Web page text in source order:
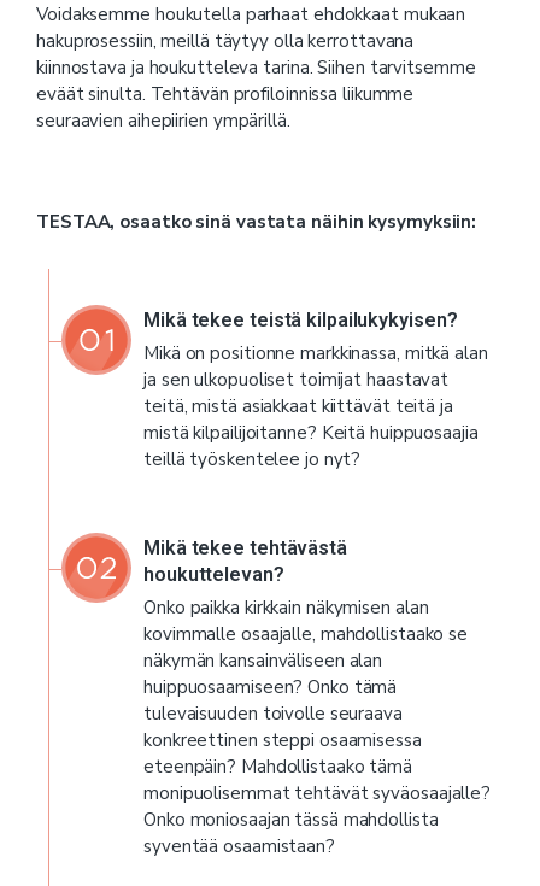
Voidaksemme houkutella parhaat ehdokkaat mukaan
hakuprosessiin, meillä täytyy olla kerrottavana
kiinnostava ja houkutteleva tarina. Siihen tarvitsemme
eväät sinulta. Tehtävän profiloinnissa liikumme
seuraavien aihepiirien ympärillä.
TESTAA, osaatko sinä vastata näihin kysymyksiin:
Mikä tekee teistä kilpailukykyisen?
Mikä on positionne markkinassa, mitkä alan
ja sen ulkopuoliset toimijat haastavat
teitä, mistä asiakkaat kiittävät teitä ja
mistä kilpailijoitanne? Keitä huippuosaajia
teillä työskentelee jo nyt?
Mikä tekee tehtävästä
houkuttelevan?
Onko paikka kirkkain näkymisen alan
kovimmalle osaajalle, mahdollistaako se
näkymän kansainväliseen alan
huippuosaamiseen? Onko tämä
tulevaisuuden toivolle seuraava
konkreettinen steppi osaamisessa
eteenpäin? Mahdollistaako tämä
monipuolisemmat tehtävät syväosaajalle?
Onko moniosaajan tässä mahdollista
syventää osaamistaan?